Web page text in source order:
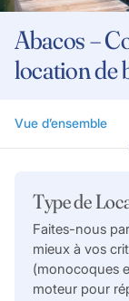
Abacos –
location de
Vue d’ensemble
Type de
Faites-nous
mieux à vos
(monocoques
moteur pour